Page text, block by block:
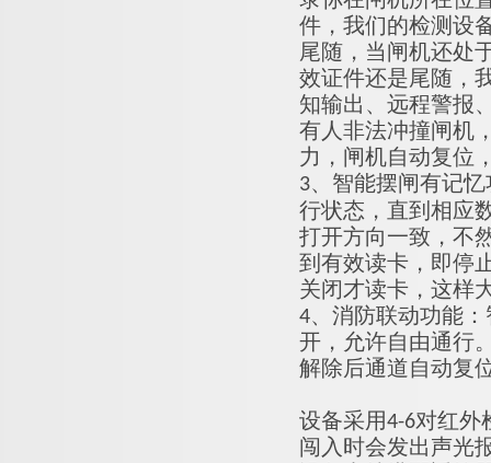
件，我们的检测设
尾随，当闸机还处
效证件还是尾随，
知输出、远程警报
有人非法冲撞闸机
力，闸机自动复位
3、智能摆闸有记
行状态，直到相应
打开方向一致，不
到有效读卡，即停
关闭才读卡，这样
4、消防联动功能
开，允许自由通行
解除后通道自动复
设备采用4-6对红
闯入时会发出声光